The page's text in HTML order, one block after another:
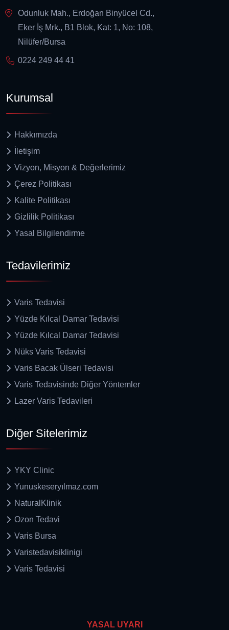
Odunluk Mah., Erdoğan Binyücel Cd.,
Eker İş Mrk., B1 Blok, Kat: 1, No: 108,
Nilüfer/Bursa
0224 249 44 41
Kurumsal
Hakkımızda
İletişim
Vizyon, Misyon & Değerlerimiz
Çerez Politikası
Kalite Politikası
Gizlilik Politikası
Yasal Bilgilendirme
Tedavilerimiz
Varis Tedavisi
Yüzde Kılcal Damar Tedavisi
Yüzde Kılcal Damar Tedavisi
Nüks Varis Tedavisi
Varis Bacak Ülseri Tedavisi
Varis Tedavisinde Diğer Yöntemler
Lazer Varis Tedavileri
Diğer Sitelerimiz
YKY Clinic
Yunuskeseryılmaz.com
NaturalKlinik
Ozon Tedavi
Varis Bursa
Varistedavisiklinigi
Varis Tedavisi
YASAL UYARI